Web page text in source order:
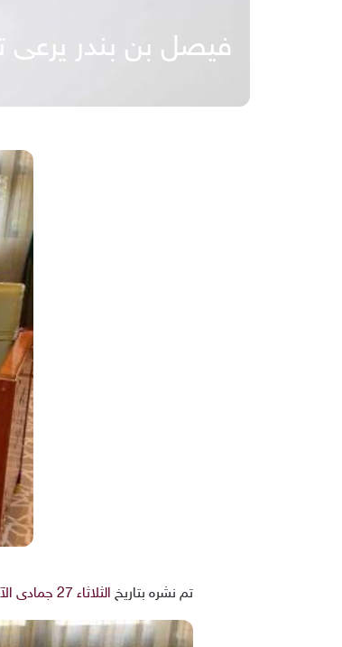
فيصل بن بندر يرعى
تم نشره بتاريخ الثلاثاء 27 جمادى الآخرة 1437هـ 5-4-2016م